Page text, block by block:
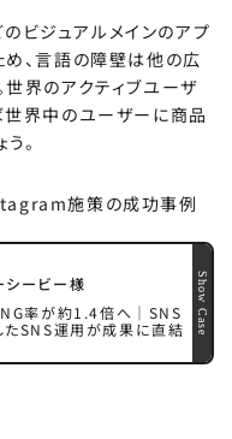
ビジュアルメインのアプ
め、言語の障壁は他の広
界のアクティブユーザ
世界中のユーザーに商品
。
施策の成功事例
Show Case
シービー様
率が約1.4倍へ｜SNS
たSNS運用が成果に直結